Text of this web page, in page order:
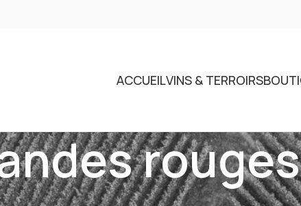
ACCUEILVINS & TERROIRS
rouges
“viandes rouges” Voir 9 12